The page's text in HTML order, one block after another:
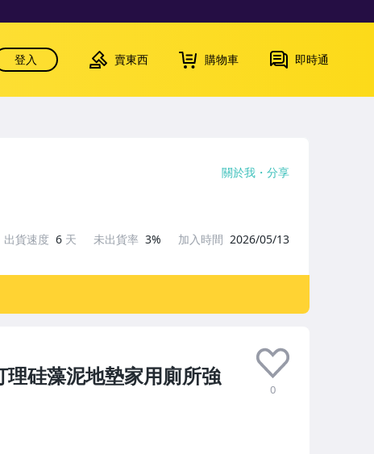
登入 賣東西 購物車 即時通
硅藻泥地墊家用廁所強
0
關於我 分享
出貨速度 6 天 未出貨率 3% 加入時間 2026/05/13